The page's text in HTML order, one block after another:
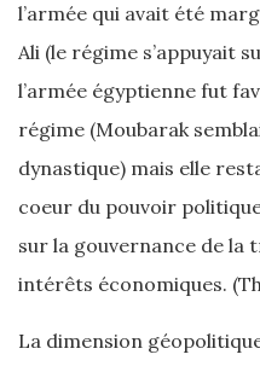
l’armée qui avait été
Ali (le régime s’appuyait
l’armée égyptienne fut
régime (Moubarak
dynastique) mais elle
coeur du pouvoir
sur la gouvernance de la
intérêts économiques.
La dimension